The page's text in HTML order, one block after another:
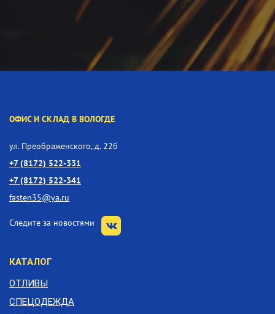
ОФИС И СКЛАД В ВОЛОГДЕ
ул. Преображенского, д. 22б
+7 (8172) 522-331
+7 (8172) 522-341
fasten35@ya.ru
Следите за новостями
КАТАЛОГ
ОТЛИВЫ
СПЕЦОДЕЖДА